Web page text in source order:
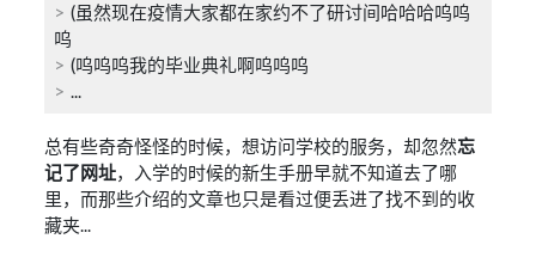
(虽然现在疫情大家都在家约不了研讨间哈哈哈呜呜
呜
(呜呜呜我的毕业典礼啊呜呜呜
...
总有些奇奇怪怪的时候，想访问学校的服务，却忽然忘
记了网址，入学的时候的新生手册早就不知道去了哪
里，而那些介绍的文章也只是看过便丢进了找不到的收
藏夹...